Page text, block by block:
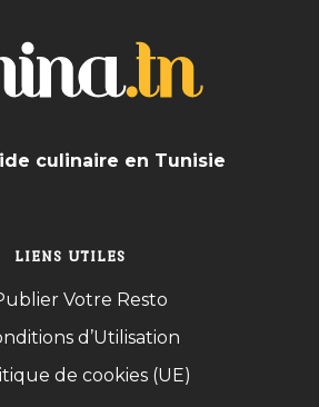
culinaire en Tunisie
LIENS UTILES
Votre Resto
d’Utilisation
de cookies (UE)